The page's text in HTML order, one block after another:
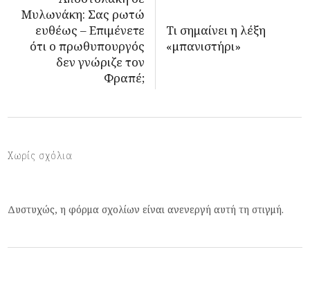
Μυλωνάκη: Σας ρωτώ
ευθέως – Επιμένετε
ότι ο πρωθυπουργός
δεν γνώριζε τον
Φραπέ;
Τι σημαίνει η λέξη
«μπανιστήρι»
Χωρίς σχόλια
Δυστυχώς, η φόρμα σχολίων είναι ανενεργή αυτή τη στιγμή.